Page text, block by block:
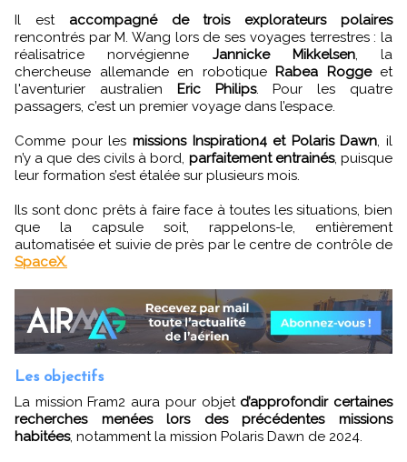
Il est accompagné de trois explorateurs polaires
rencontrés par M. Wang lors de ses voyages terrestres : la
réalisatrice norvégienne Jannicke Mikkelsen, la
chercheuse allemande en robotique Rabea Roggeet
l'aventurier australien Eric Philips. Pour les quatre
passagers, c’est un premier voyage dans l’espace.
Comme pour les missions Inspiration4 et Polaris Dawn, il
n’y a que des civils à bord, parfaitement entrainés, puisque
leur formation s’est étalée sur plusieurs mois.
Ils sont donc prêts à faire face à toutes les situations, bien
que la capsule soit, rappelons-le, entièrement
automatisée et suivie de près par le centre de contrôle de
SpaceX.
Les objectifs
La mission Fram2 aura pour objet d’approfondir certaines
recherches menées lors des précédentes missions
habitées, notamment la mission Polaris Dawn de 2024.